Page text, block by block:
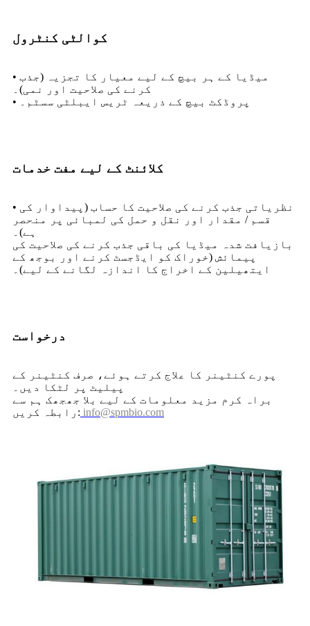
کوالٹی کنٹرول
• میڈیا کے ہر بیچ کے لیے معیار کا تجزیہ (جذب
کرنے کی صلاحیت اور نمی)۔
• پروڈکٹ بیچ کے ذریعہ ٹریس ایبلٹی سسٹم۔
کلائنٹ کے لیے مفت خدمات
• نظریاتی جذب کرنے کی صلاحیت کا حساب (پیداوار کی
قسم / مقدار اور نقل و حمل کی لمبائی پر منحصر
ہے)۔
بازیافت شدہ میڈیا کی باقی جذب کرنے کی صلاحیت کی
پیمائش (خوراک کو ایڈجسٹ کرنے اور بوجھ کے
ایتھیلین کے اخراج کا اندازہ لگانے کے لیے)۔
درخواست
پورے کنٹینر کا علاج کرتے ہوئے، صرف کنٹینر کے
پیلیٹ پر لٹکا دیں۔
براہ کرم مزید معلومات کے لیے بلا جھجھک ہم سے
رابطہ کریں: info@spmbio.com